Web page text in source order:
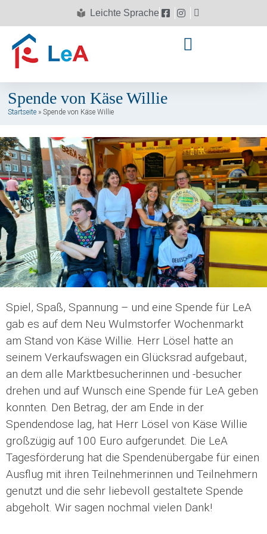
Leichte Sprache
Spende von Käse Willie
Startseite » Spende von Käse Willie
Spiel, Spaß, Spannung – und eine Spende für LeA
gab es auf dem Neu Wulmstorfer Wochenmarkt
am Stand von Käse Willie. Herr Lösel hatte an
seinem Verkaufswagen ein Glücksrad aufgebaut,
an dem alle Marktbesucherinnen und -besucher
drehen und auf Wunsch eine Spende für LeA geben
konnten. Den Betrag, der am Ende in der
Spendendose lag, hat Herr Lösel von Käse Willie
großzügig auf 100 Euro aufgerundet. Die LeA
Tagesförderung hat die Spendenübergabe für einen
Ausflug mit ihren Teilnehmerinnen und Teilnehmern
genutzt und die sehr liebevoll gestaltete Spende
abgeholt. Wir sagen nochmal vielen Dank!